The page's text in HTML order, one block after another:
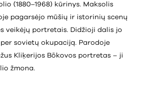
(1880–1968) kūrinys. Maksolis
pagarsėjo mūšių ir istorinių scenų
veikėjų portretais. Didžioji dalis jo
sovietų okupaciją. Parodoje
Kliķerijos Bõkovos portretas – ji
žmona.